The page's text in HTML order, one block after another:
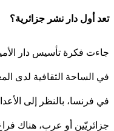
دار نشر جزائرية؟
فكرة تأسيس دار الأمير
الثقافية لدى
بالنظر إلى الأعداد
أو عرب، هناك فراغ